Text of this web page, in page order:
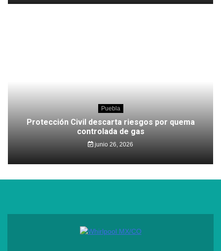
Puebla
Protección Civil descarta riesgos por quema
controlada de gas
junio 26, 2026